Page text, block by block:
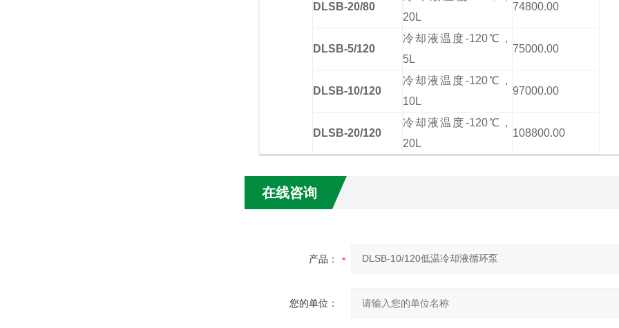
DLSB-20/80
20L
74800.00
DLSB-5/120
冷却液温度-120℃，
5L
75000.00
DLSB-10/120
冷却液温度-120℃，
10L
97000.00
DLSB-20/120
冷却液温度-120℃，
20L
108800.00
在线咨询
产品：
您的单位：